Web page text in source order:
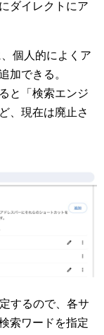
ダイレクトにア
個人的によくア
加できる。
と「検索エンジ
、現在は廃止さ
するので、各サ
索ワードを指定